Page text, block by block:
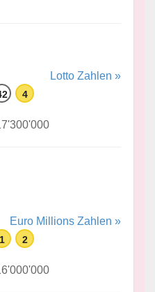
Lotto Zahlen »
4
Euro Millions Zahlen »
1 2